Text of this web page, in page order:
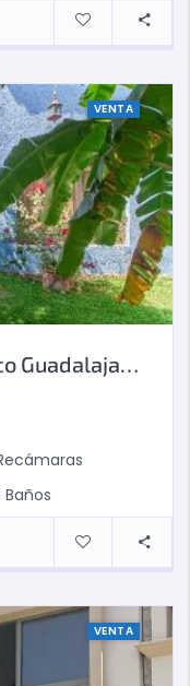
VENTA
Setting! With Golf Course Views
Baños
VENTA